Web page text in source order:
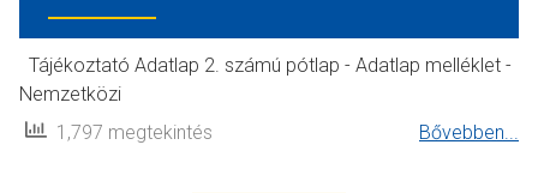
Tájékoztató Adatlap 2. számú pótlap - Adatlap melléklet -
Nemzetközi
1,797 megtekintés
Bővebben...